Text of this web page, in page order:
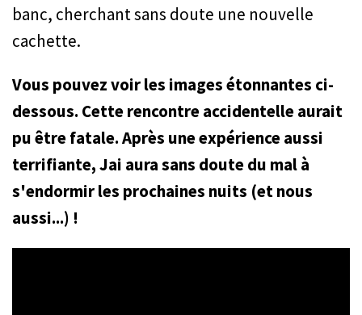
banc, cherchant sans doute une nouvelle
cachette.
Vous pouvez voir les images étonnantes ci-
dessous. Cette rencontre accidentelle aurait
pu être fatale. Après une expérience aussi
terrifiante, Jai aura sans doute du mal à
s'endormir les prochaines nuits (et nous
aussi...) !